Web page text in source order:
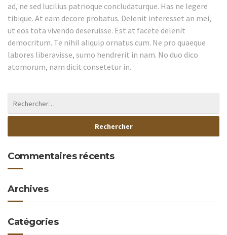
ad, ne sed lucilius patrioque concludaturque. Has ne legere
tibique. At eam decore probatus. Delenit interesset an mei,
ut eos tota vivendo deseruisse. Est at facete delenit
democritum. Te nihil aliquip ornatus cum. Ne pro quaeque
labores liberavisse, sumo hendrerit in nam. No duo dico
atomorum, nam dicit consetetur in.
Commentaires récents
Archives
Catégories